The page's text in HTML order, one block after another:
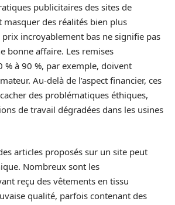
publicitaires des sites de
masquer des réalités bien plus
prix incroyablement bas ne signifie pas
bonne affaire. Les remises
% à 90 %, par exemple, doivent
Au-delà de l’aspect financier, ces
des problématiques éthiques,
de travail dégradées dans les usines
articles proposés sur un site peut
Nombreux sont les
reçu des vêtements en tissu
qualité, parfois contenant des